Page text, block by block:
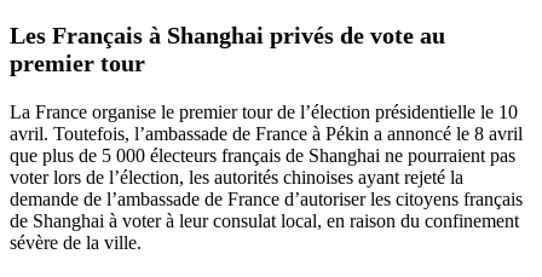
Les Français à Shanghai privés de vote au
premier tour
La France organise le premier tour de l’élection présidentielle le 10
avril. Toutefois, l’ambassade de France à Pékin a annoncé le 8 avril
que plus de 5 000 électeurs français de Shanghai ne pourraient pas
voter lors de l’élection, les autorités chinoises ayant rejeté la
demande de l’ambassade de France d’autoriser les citoyens français
de Shanghai à voter à leur consulat local, en raison du confinement
sévère de la ville.